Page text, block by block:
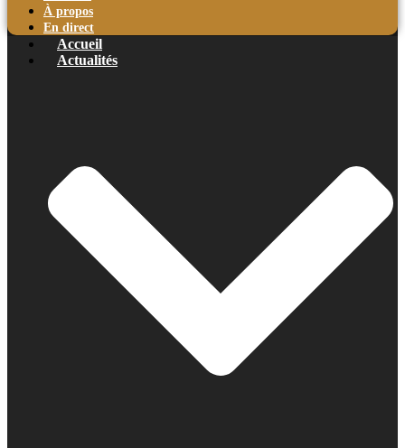
À propos
En direct
Accueil
Actualités